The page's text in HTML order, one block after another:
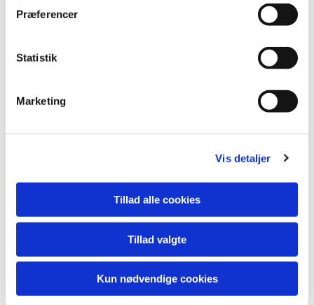
Præferencer
Statistik
Marketing
Vis detaljer
Tillad alle cookies
Tillad valgte
Kun nødvendige cookies
Du vil måske også kunne lide...